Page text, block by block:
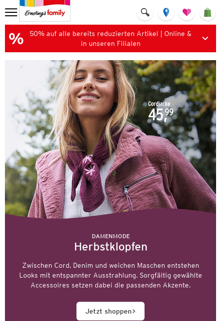
50% auf alle bereits reduzierten Artikel | Online &
in unseren Filialen
DAMENMODE
Herbstklopfen
Zwischen Cord, Denim und weichen Maschen entstehen
Looks mit entspannter Ausstrahlung. Sorgfältig gewählte
Accessoires setzen dabei die passenden Akzente.
Jetzt shoppen